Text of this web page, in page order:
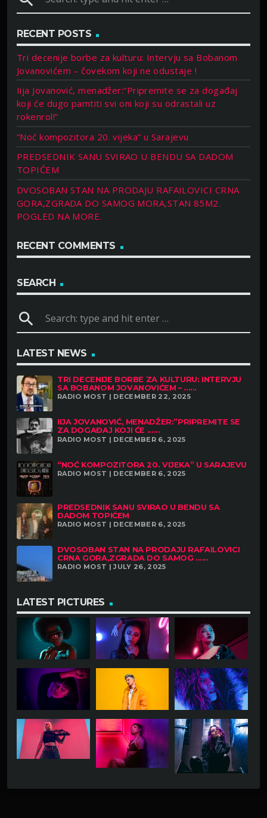
RECENT POSTS
Tri decenije borbe za kulturu: Intervju sa Bobanom
Jovanovićem – čovekom koji ne odustaje !
Iija Jovanović, menadžer:”Pripremite se za događaj
koji će dugo pamtiti svi oni koji su odrastali uz
rokenrol!”
“Noć kompozitora 20. vijeka” u Sarajevu
PREDSEDNIK SANU SVIRAO U BENDU SA DADOM
TOPIĆEM
DVOSOBAN STAN NA PRODAJU RAFAILOVICI CRNA
GORA,ZGRADA DO SAMOG MORA,STAN 85M2.
POGLED NA MORE.
RECENT COMMENTS
SEARCH
search
LATEST NEWS
TRI DECENIJE BORBE ZA KULTURU: INTERVJU
SA BOBANOM JOVANOVIĆEM – ......
RADIO MOST | DECEMBER 22, 2025
IIJA JOVANOVIĆ, MENADŽER:”PRIPREMITE SE
ZA DOGAĐAJ KOJI ĆE ......
RADIO MOST | DECEMBER 6, 2025
“NOĆ KOMPOZITORA 20. VIJEKA” U SARAJEVU
RADIO MOST | DECEMBER 6, 2025
PREDSEDNIK SANU SVIRAO U BENDU SA
DADOM TOPIĆEM
RADIO MOST | DECEMBER 6, 2025
DVOSOBAN STAN NA PRODAJU RAFAILOVICI
CRNA GORA,ZGRADA DO SAMOG ......
RADIO MOST | JULY 26, 2025
LATEST PICTURES